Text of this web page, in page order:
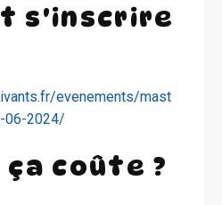
s'inscrire
evenements/mast
06-2024/
ça coûte ?